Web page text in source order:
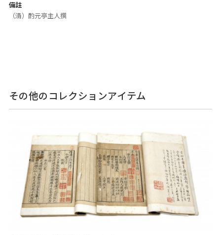
備註
（清）酌元亭主人撰
その他のコレクションアイテム